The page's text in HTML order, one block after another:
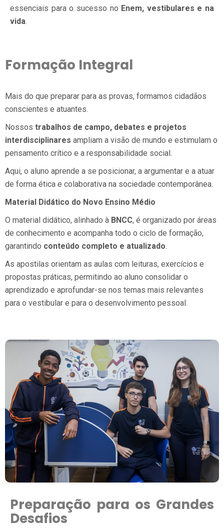
essenciais para o sucesso no Enem, vestibulares e na
vida.
Formação Integral
Mais do que preparar para as provas, formamos cidadãos
conscientes e atuantes.
Nossos trabalhos de campo, debates e projetos
interdisciplinares ampliam a visão de mundo e estimulam o
pensamento crítico e a responsabilidade social.
Aqui, o aluno aprende a se posicionar, a argumentar e a atuar
de forma ética e colaborativa na sociedade contemporânea.
Material Didático do Novo Ensino Médio
O material didático, alinhado à BNCC, é organizado por áreas
de conhecimento e acompanha todo o ciclo de formação,
garantindo conteúdo completo e atualizado.
As apostilas orientam as aulas com leituras, exercícios e
propostas práticas, permitindo ao aluno consolidar o
aprendizado e aprofundar-se nos temas mais relevantes
para o vestibular e para o desenvolvimento pessoal.
Preparação para os Grandes
Desafios